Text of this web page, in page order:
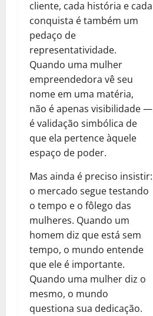
cliente, cada história e cada
conquista é também um
pedaço de
representatividade.
Quando uma mulher
empreendedora vê seu
nome em uma matéria,
não é apenas visibilidade —
é validação simbólica de
que ela pertence àquele
espaço de poder.
Mas ainda é preciso insistir:
o mercado segue testando
o tempo e o fôlego das
mulheres. Quando um
homem diz que está sem
tempo, o mundo entende
que ele é importante.
Quando uma mulher diz o
mesmo, o mundo
questiona sua dedicação.